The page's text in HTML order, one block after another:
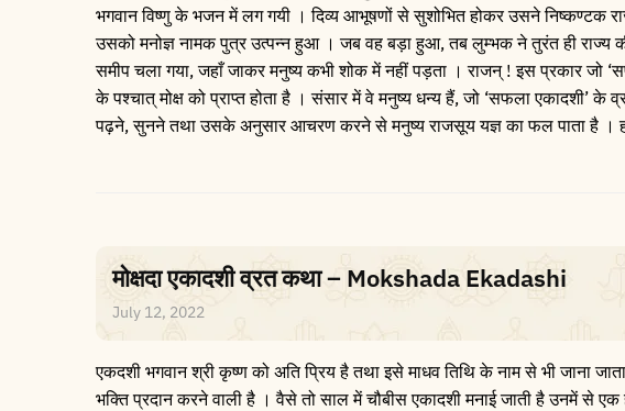
भगवान विष्णु के भजन में लग गयी । दिव्य आभूषणों से सुशोभित होकर उसने निष्कण्टक
उसको मनोज्ञ नामक पुत्र उत्पन्न हुआ । जब वह बड़ा हुआ, तब लुम्भक ने तुरंत ही राज्य
समीप चला गया, जहाँ जाकर मनुष्य कभी शोक में नहीं पड़ता । राजन् ! इस प्रकार जो
के पश्चात् मोक्ष को प्राप्त होता है । संसार में वे मनुष्य धन्य हैं, जो ‘सफला एकादशी’
पढ़ने, सुनने तथा उसके अनुसार आचरण करने से मनुष्य राजसूय यज्ञ का फल पाता है ।
मोक्षदा एकादशी व्रत कथा – Mokshada Ekadashi
July 12, 2022
एकदशी भगवान श्री कृष्ण को अति प्रिय है तथा इसे माधव तिथि के नाम से भी जाना
भक्ति प्रदान करने वाली है । वैसे तो साल में चौबीस एकादशी मनाई जाती है उनमें से एक